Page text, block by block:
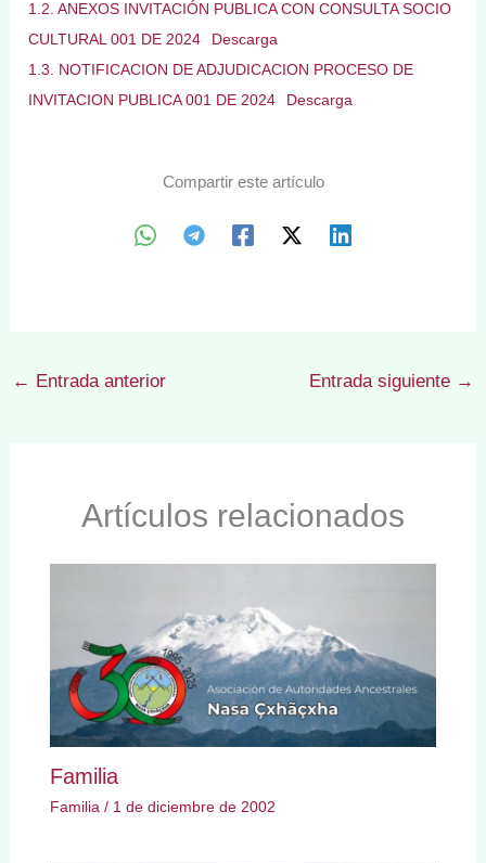
1.2. ANEXOS INVITACIÓN PUBLICA CON CONSULTA SOCIO
CULTURAL 001 DE 2024
Descarga
1.3. NOTIFICACION DE ADJUDICACION PROCESO DE
INVITACION PUBLICA 001 DE 2024
Descarga
Compartir este artículo
← Entrada anterior Entrada siguiente →
Artículos relacionados
Familia
Familia / 1 de diciembre de 2002